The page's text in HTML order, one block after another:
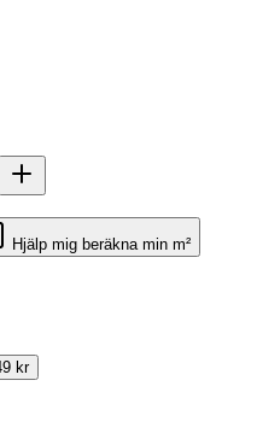
Hjälp mig beräkna min m²
kr